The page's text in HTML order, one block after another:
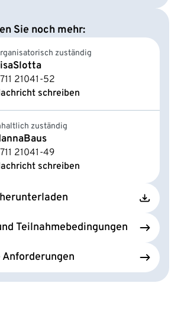
Sie noch mehr:
zuständig
Slotta
21041-52
schreiben
zuständig
Baus
21041-49
schreiben
Teilnahmebedingungen
Anforderungen